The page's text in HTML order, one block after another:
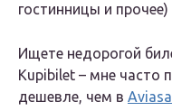
гостинницы и
Ищете недорогой
Kupibilet – мне часто
дешевле, чем в